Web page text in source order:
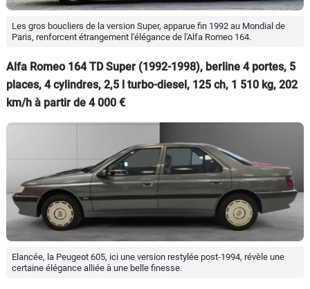
Les gros boucliers de la version Super, apparue fin 1992 au Mondial de
Paris, renforcent étrangement l'élégance de l'Alfa Romeo 164.
Alfa Romeo 164 TD Super (1992-1998), berline 4 portes, 5
places, 4 cylindres, 2,5 l turbo-diesel, 125 ch, 1 510 kg, 202
km/h à partir de 4 000 €
Elancée, la Peugeot 605, ici une version restylée post-1994, révèle une
certaine élégance alliée à une belle finesse.